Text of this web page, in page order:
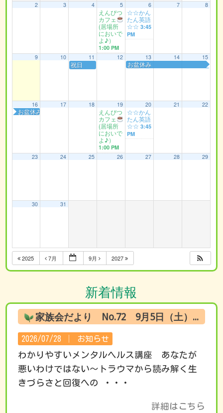
2 3 4 5
えんぴつ
カフェ
(居場所
においで
よ♪）
1:00 PM
6
☆☆かん
たん英語
☆☆3:45
PM
7 8
9 10 11
祝日
12 13
お盆休み
14 15
16
お盆休み
17 18 19
えんぴつ
カフェ
(居場所
においで
よ♪）
1:00 PM
20
☆☆かん
たん英語
☆☆3:45
PM
21 22
23 24 25 26 27 28 29
30 31
2025 7月 9月 2027
新着情報
家族会だより No.72 9月5日（土） オンライン試聴のお知らせ
2026/07/28 │ お知らせ
わかりやすいメンタルヘルス講座 あなたが
悪いわけではない～トラウマから読み解く生
きづらさと回復への ・・・
詳細はこちら